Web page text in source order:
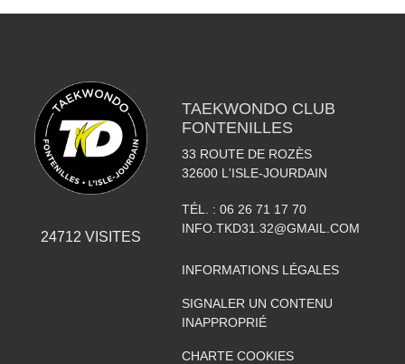
24712 VISITES
TAEKWONDO CLUB
FONTENILLES
33 ROUTE DE ROZÈS
32600 L'ISLE-JOURDAIN
TÉL. : 06 26 71 17 70
INFO.TKD31.32@GMAIL.COM
INFORMATIONS LÉGALES
SIGNALER UN CONTENU
INAPPROPRIÉ
CHARTE COOKIES